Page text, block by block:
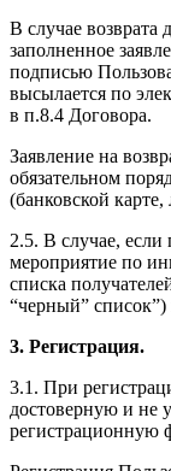
В случае возврата
заполненное
подписью
высылается по
в п.8.4 Договора.
Заявление на
обязательном
(банковской
2.5. В случае,
мероприятие по
списка
“черный” список”)
3. Регистрация.
3.1. При
достоверную и не
регистрационную